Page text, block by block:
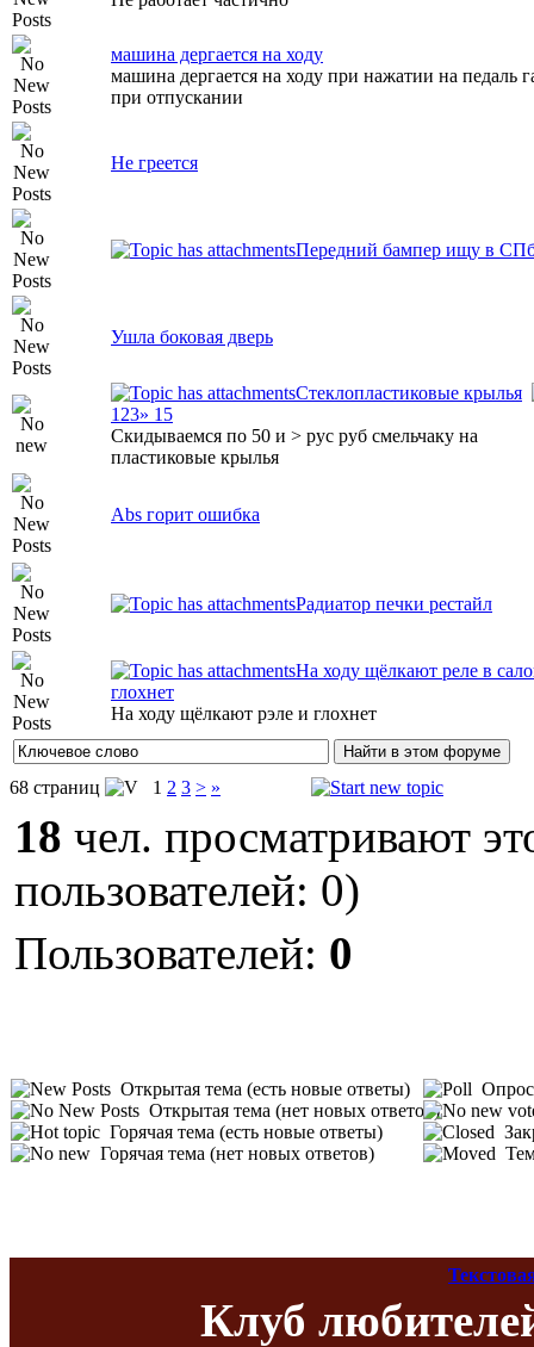
машина дергается на ходу
машина дергается на ходу при нажатии на педаль
при отпускании
Не греется
Передний бампер ищу в
Ушла боковая дверь
Стеклопластиковые крылья
1 23» 15
Скидываемся по 50 и > рус руб смельчаку на
пластиковые крылья
Abs горит ошибка
Радиатор печки рестайл
На ходу щёлкают реле в
глохнет
На ходу щёлкают рэле и глохнет
68 страниц 1 2 3 > »
18 чел. просматривают
пользователей: 0)
Пользователей: 0
Открытая тема (есть новые ответы)
Открытая тема (нет новых ответов)
Горячая тема (есть новые ответы)
Горячая тема (нет новых ответов)
Опрос
Клуб